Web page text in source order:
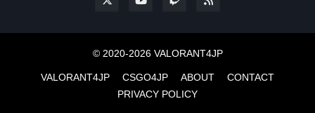
© 2020-2026 VALORANT4JP
VALORANT4JP CSGO4JP ABOUT
CONTACT
PRIVACY POLICY